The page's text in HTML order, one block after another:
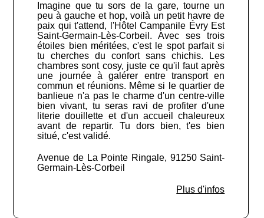
Imagine que tu sors de la gare, tourne un
peu à gauche et hop, voilà un petit havre de
paix qui t'attend, l'Hôtel Campanile Évry Est
Saint-Germain-Lès-Corbeil. Avec ses trois
étoiles bien méritées, c'est le spot parfait si
tu cherches du confort sans chichis. Les
chambres sont cosy, juste ce qu'il faut après
une journée à galérer entre transport en
commun et réunions. Même si le quartier de
banlieue n'a pas le charme d'un centre-ville
bien vivant, tu seras ravi de profiter d'une
literie douillette et d'un accueil chaleureux
avant de repartir. Tu dors bien, t'es bien
situé, c'est validé.
Avenue de La Pointe Ringale, 91250 Saint-
Germain-Lès-Corbeil
Plus d'infos